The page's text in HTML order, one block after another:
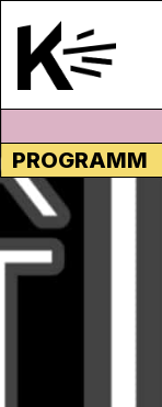
PROGRAMM
FORMAT
Thema in